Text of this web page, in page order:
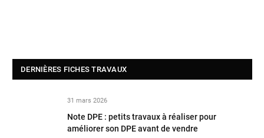
DERNIÈRES FICHES TRAVAUX
31 mars 2026
Note DPE : petits travaux à réaliser pour
améliorer son DPE avant de vendre